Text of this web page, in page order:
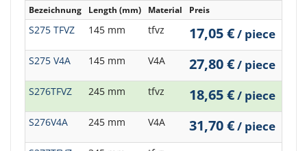
Bezeichnung Length (mm) Material Preis
S275 TFVZ 145 mm tfvz 17,05 €/ piece
S275 V4A 145 mm V4A 27,80 €/ piece
S276TFVZ 245 mm tfvz 18,65 €/ piece
S276V4A 245 mm V4A 31,70 €/ piece